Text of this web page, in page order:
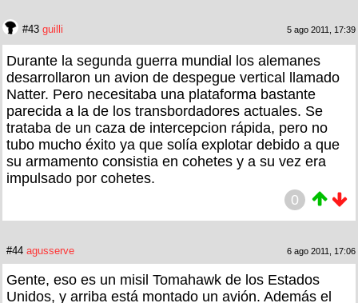
#43 guilli 5 ago 2011, 17:39
Durante la segunda guerra mundial los alemanes
desarrollaron un avion de despegue vertical llamado
Natter. Pero necesitaba una plataforma bastante
parecida a la de los transbordadores actuales. Se
trataba de un caza de intercepcion rápida, pero no
tubo mucho éxito ya que solía explotar debido a que
su armamento consistia en cohetes y a su vez era
impulsado por cohetes.
0
#44 agusserve 6 ago 2011, 17:06
Gente, eso es un misil Tomahawk de los Estados
Unidos, y arriba está montado un avión. Además el